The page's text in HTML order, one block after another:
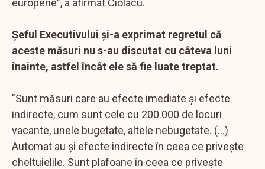
Şeful Executivului şi-a exprimat regretul că
aceste măsuri nu s-au discutat cu câteva luni
înainte, astfel încât ele să fie luate treptat.
"Sunt măsuri care au efecte imediate şi efecte
indirecte, cum sunt cele cu 200.000 de locuri
vacante, unele bugetate, altele nebugetate. (...)
Automat au şi efecte indirecte în ceea ce priveşte
cheltuielile. Sunt plafoane în ceea ce priveşte